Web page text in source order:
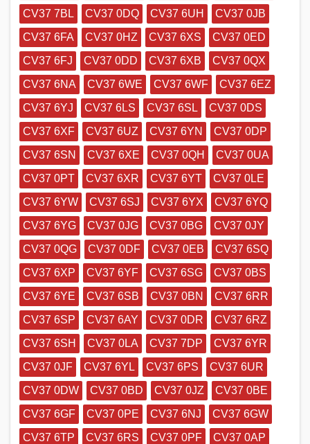
CV37 7BL
CV37 0DQ CV37 6UH
CV37 0JB
CV37 6FA
CV37 0HZ CV37 6XS
CV37 0ED
CV37 6FJ
CV37 0DD CV37 6XB
CV37 0QX
CV37 6NA
CV37 6WE CV37 6WF
CV37 6EZ
CV37 6YJ
CV37 6LS CV37 6SL
CV37 0DS
CV37 6XF
CV37 6UZ CV37 6YN
CV37 0DP
CV37 6SN
CV37 6XE CV37 0QH
CV37 0UA
CV37 0PT
CV37 6XR CV37 6YT
CV37 0LE
CV37 6YW
CV37 6SJ CV37 6YX
CV37 6YQ
CV37 6YG
CV37 0JG CV37 0BG
CV37 0JY
CV37 0QG
CV37 0DF CV37 0EB
CV37 6SQ
CV37 6XP
CV37 6YF CV37 6SG
CV37 0BS
CV37 6YE
CV37 6SB CV37 0BN
CV37 6RR
CV37 6SP
CV37 6AY CV37 0DR
CV37 6RZ
CV37 6SH
CV37 0LA CV37 7DP
CV37 6YR
CV37 0JF
CV37 6YL CV37 6PS
CV37 6UR
CV37 0DW
CV37 0BD CV37 0JZ
CV37 0BE
CV37 6GF
CV37 0PE CV37 6NJ
CV37 6GW
CV37 6TP
CV37 6RS CV37 0PF
CV37 0AP